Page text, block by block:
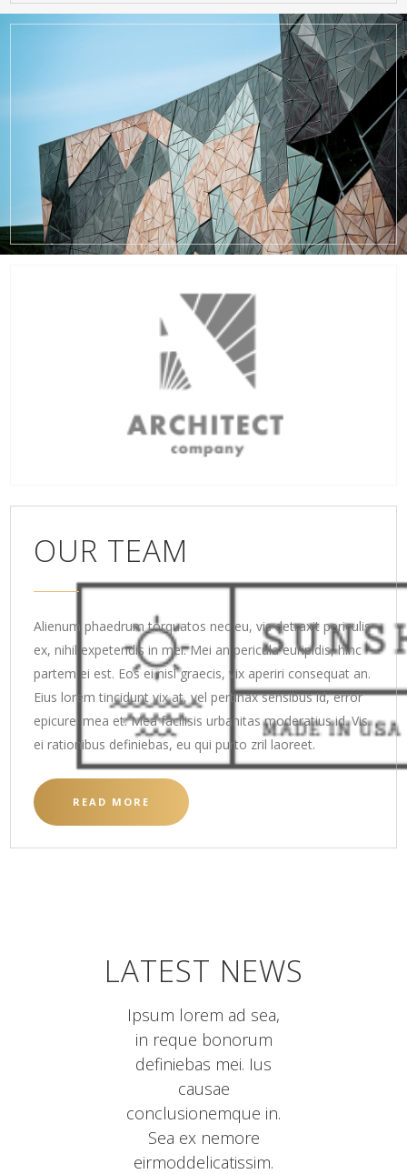
OUR TEAM
Alienum phaedrum torquatos nec eu, vis detraxit periculis
ex, nihil expetendis in mei. Mei an pericula euripidis, hinc
partem ei est. Eos ei nisl graecis, vix aperiri consequat an.
Eius lorem tincidunt vix at, vel pertinax sensibus id, error
epicurei mea et. Mea facilisis urbanitas moderatius id. Vis
ei rationibus definiebas, eu qui purto zril laoreet.
READ MORE
LATEST NEWS
Ipsum lorem ad sea,
in reque bonorum
definiebas mei. Ius
causae
conclusionemque in.
Sea ex nemore
eirmoddelicatissim.